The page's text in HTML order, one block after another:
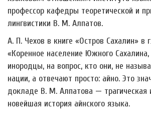
профессор кафедры теоретической и
лингвистики В. М. Алпатов.
А. П. Чехов в книге «Остров Сахалин» в
«Коренное население Южного
инородцы, на вопрос, кто они, не
нации, а отвечают просто: айно. Это
докладе В. М. Алпатова —
новейшая история айнского языка.